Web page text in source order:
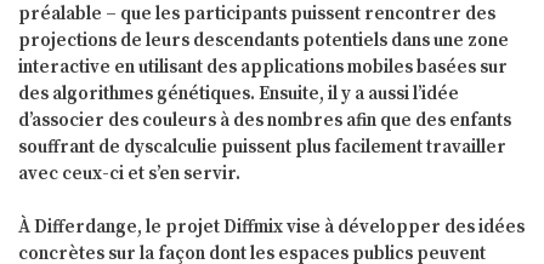
préalable – que les participants puissent rencontrer des
projections de leurs descendants potentiels dans une zone
interactive en utilisant des applications mobiles basées sur
des algorithmes génétiques. Ensuite, il y a aussi l’idée
d’associer des couleurs à des nombres afin que des enfants
souffrant de dyscalculie puissent plus facilement travailler
avec ceux-ci et s’en servir.
À Differdange, le projet Diffmix vise à développer des idées
concrètes sur la façon dont les espaces publics peuvent